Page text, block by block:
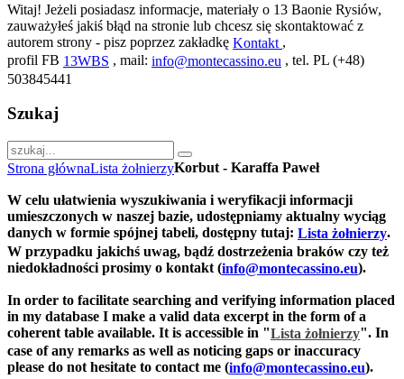
Witaj! Jeżeli posiadasz informacje, materiały o 13 Baonie Rysiów,
zauważyłeś jakiś błąd na stronie lub chcesz się skontaktować z
autorem strony - pisz poprzez zakładkę Kontakt ,
profil FB 13WBS , mail: info@montecassino.eu , tel. PL (+48)
503845441
Szukaj
Strona głównaLista żołnierzyKorbut - Karaffa Paweł
W celu ułatwienia wyszukiwania i weryfikacji informacji
umieszczonych w naszej bazie, udostępniamy aktualny wyciąg
danych w formie spójnej tabeli, dostępny tutaj: Lista żołnierzy.
W przypadku jakichś uwag, bądź dostrzeżenia braków czy też
niedokładności prosimy o kontakt (info@montecassino.eu).
In order to facilitate searching and verifying information placed
in my database I make a valid data excerpt in the form of a
coherent table available. It is accessible in "Lista żołnierzy". In
case of any remarks as well as noticing gaps or inaccuracy
please do not hesitate to contact me (info@montecassino.eu).